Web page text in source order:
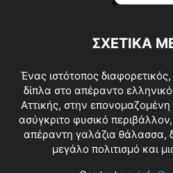
ΣΧΕΤΙΚΑ
Ένας ιστότοπος
δίπλα στο απέραντο
Αττικής, στην
ασύγκριτο φυσικό
απέραντη γαλάζια θάλασσα,
μεγάλο πολιτισμό και